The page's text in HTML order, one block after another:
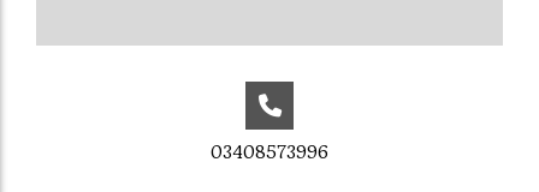
03408573996